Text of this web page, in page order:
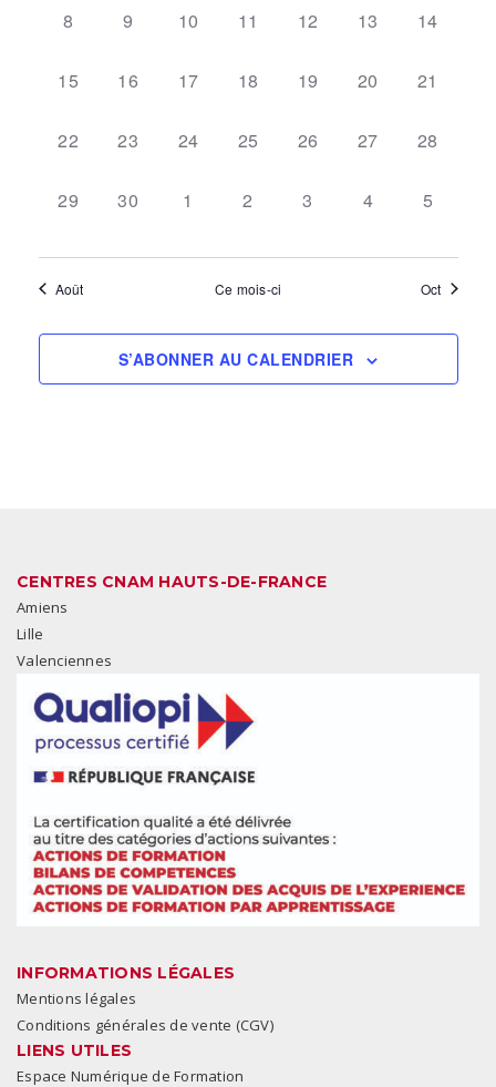
0
8
0
9
0
10
0
11
0
12
0
13
0
14
0
15
0
16
0
17
0
18
0
19
0
20
0
21
0
22
0
23
0
24
0
25
0
26
0
27
0
28
0
29
0
30
0
1
0
2
0
3
0
4
0
5
Août Ce mois-ci Oct
S’ABONNER AU CALENDRIER
CENTRES CNAM HAUTS-DE-FRANCE
Amiens
Lille
Valenciennes
INFORMATIONS LÉGALES
Mentions légales
Conditions générales de vente (CGV)
LIENS UTILES
Espace Numérique de Formation